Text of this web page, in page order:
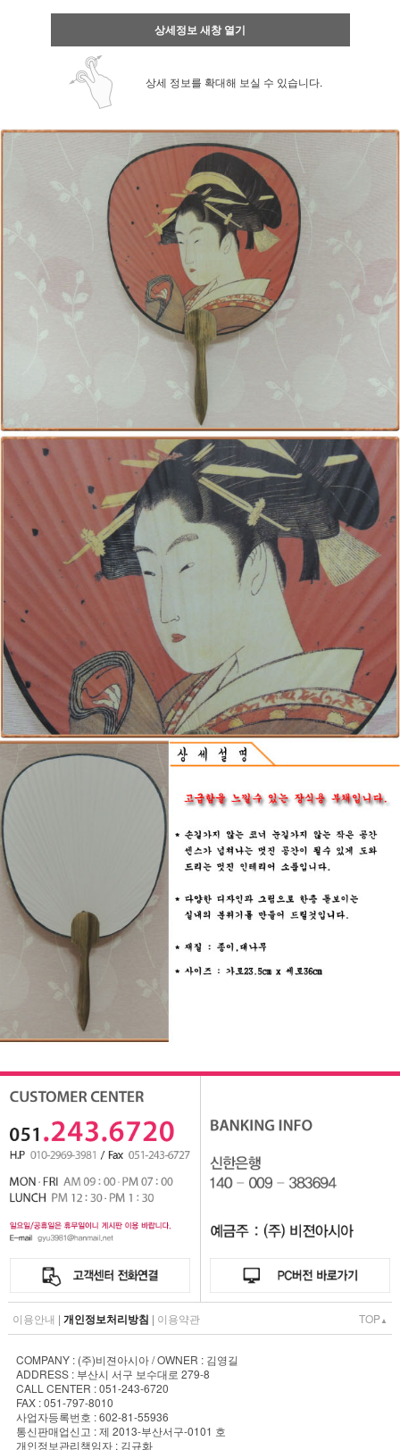
상세정보 새창 열기
상세 정보를 확대해 보실 수 있습니다.
이용안내 | 개인정보처리방침 | 이용약관 TOP▲
COMPANY : (주)비젼아시아 / OWNER : 김영길
ADDRESS : 부산시 서구 보수대로 279-8
CALL CENTER : 051-243-6720
FAX : 051-797-8010
사업자등록번호 : 602-81-55936
통신판매업신고 : 제 2013-부산서구-0101 호
개인정보관리책임자 : 김규화